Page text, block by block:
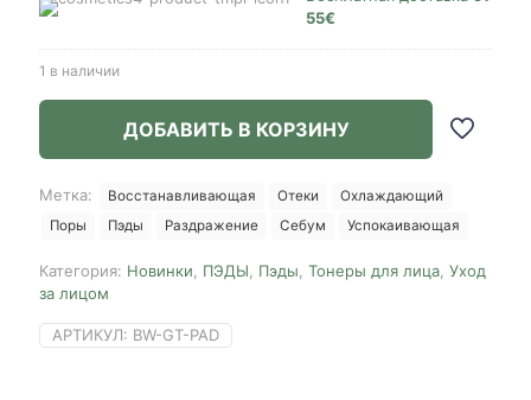
55€
1 в наличии
ДОБАВИТЬ В КОРЗИНУ
Метка: Восстанавливающая Отеки
Охлаждающий
Поры
Пэды Раздражение Себум Успокаивающая
Категория: Новинки ПЭДЫ Пэды Тонеры для лица Уход
за лицом
АРТИКУЛ: BW-GT-PAD